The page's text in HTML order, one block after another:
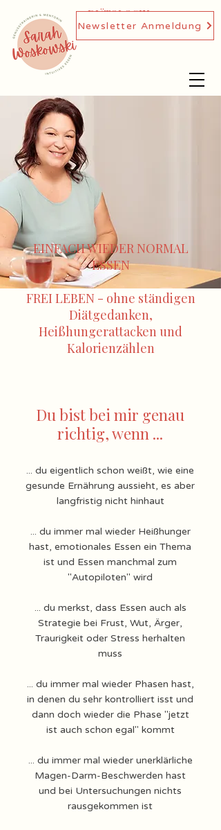
DIÄTOLOGIN,
GENUSSTRAINERIN
Newsletter Anmeldung
EINFACH WIEDER NORMAL
ESSEN
FREI LEBEN - ohne ständigen
Diätgedanken,
Heißhungerattacken und
Kalorienzählen
Du bist bei mir genau
richtig, wenn ...
... du eigentlich schon weißt, wie eine
gesunde Ernährung aussieht, es aber
langfristig nicht hinhaut
... du immer mal wieder Heißhunger
hast, emotionales Essen ein Thema
ist und Essen manchmal zum
"Autopiloten" wird
... du merkst, dass Essen auch als
Strategie bei Frust, Wut, Ärger,
Traurigkeit oder Stress herhalten
muss
... du immer mal wieder Phasen hast,
in denen du sehr kontrolliert isst und
dann doch wieder die Phase "jetzt
ist auch schon egal" kommt
... du immer mal wieder unerklärliche
Magen-Darm-Beschwerden hast
und bei Untersuchungen nichts
rausgekommen ist